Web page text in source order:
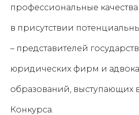
профессиональные
в присутствии
– представителей
юридических фирм и
образований, выступающих
Конкурса.